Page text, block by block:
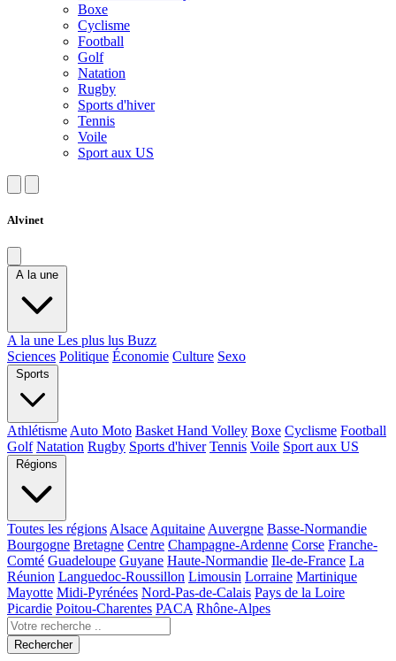
Boxe
Cyclisme
Football
Golf
Natation
Rugby
Sports d'hiver
Tennis
Voile
Sport aux US
Alvinet
A la une
A la une Les plus lus Buzz
Sciences Politique Économie Culture Sexo
Sports
Athlétisme Auto Moto Basket Hand Volley Boxe Cyclisme Football
Golf Natation Rugby Sports d'hiver Tennis Voile Sport aux US
Régions
Toutes les régions Alsace Aquitaine Auvergne Basse-Normandie
Bourgogne Bretagne Centre Champagne-Ardenne Corse Franche-
Comté Guadeloupe Guyane Haute-Normandie Ile-de-France La
Réunion Languedoc-Roussillon Limousin Lorraine Martinique
Mayotte Midi-Pyrénées Nord-Pas-de-Calais Pays de la Loire
Picardie Poitou-Charentes PACA Rhône-Alpes
Rechercher